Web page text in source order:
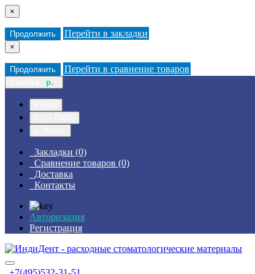
×
Продолжить Перейти в закладки
×
Продолжить Перейти в сравнение товаров
р.
Закладки (0)
Сравнение товаров (0)
Доставка
Контакты
Авторизация
Регистрация